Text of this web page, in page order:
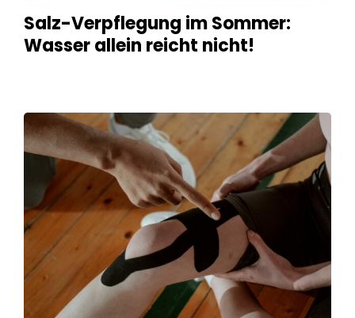
Salz-Verpflegung im Sommer:
Wasser allein reicht nicht!